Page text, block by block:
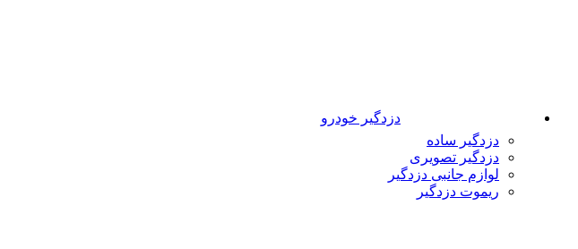
دزدگیر خودرو
دزدگیر ساده
دزدگیر تصویری
لوازم جانبی دزدگیر
ریموت دزدگیر